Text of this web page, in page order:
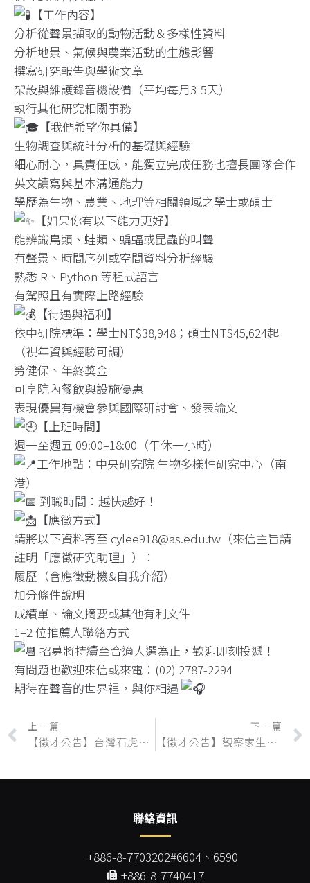
【工作內容】
分析從聲景擷取的動物活動＆多樣性資料
分析地景、氣候與農業活動的生態影響
撰寫研究報告與學術文章
架設與維護錄音機設備（平均每月3-5天）
執行其他研究相關事務
【我們希望你具備】
生物調查與統計分析的基礎與經驗
細心耐心，具責任感，能獨立完成任務也擅長團隊合作
英文讀寫與基本溝通能力
學歷為生物、農業、地理等相關領域之學士或碩士
【如果你有以下能力更好】
能辨識鳥類、蛙類、蝙蝠或昆蟲的叫聲
有聲景、時間序列或空間資料分析經驗
熟悉 R、Python 等程式語言
有駕照且有實際上路經驗
【待遇與福利】
依中研院標準：學士NT$38,948；碩士NT$45,624起
（視年資與經驗可調）
勞健保、年終獎金
可享院內餐飲與設施優惠
表現優異有機會參與國際研討會、發表論文
【上班時間】
週一至週五 09:00–18:00（午休一小時）
工作地點：中央研究院 生物多樣性研究中心（南
港）
到職時間：越快越好！
【應徵方式】
請將以下資料寄至 cylee918@as.edu.tw（來信主旨請
註明「應徵研究助理」）：
履歷（含應徵動機&自我介紹）
加分條件說明
成績單、論文摘要或其他有利文件
1–2 位推薦人聯絡方式
招募將持續至合適人選為止，歡迎即刻投遞！
有問題也歡迎來信或來電：(02) 2787-2294
期待在聲音的世界裡，與你相遇
上一篇
【徵才公告】台灣石虎保育協會 誠徵研究調查專員、棲地保育員各一名
下一篇
【徵才公告】觀察家生態顧問公司 台北辦公室 誠徵保育規劃二部計畫專員1名
聯絡資訊
+886-8-7703202#6604、6590
+886-8-7740417